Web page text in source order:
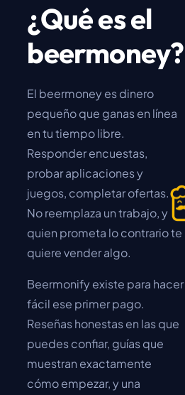
¿Qué es el
beermoney?
El beermoney es dinero
pequeño que ganas en línea
en tu tiempo libre.
Responder encuestas,
probar aplicaciones y
juegos, completar ofertas.
No reemplaza un trabajo, y
quien prometa lo contrario te
quiere vender algo.
Beermonify existe para hacer
fácil ese primer pago.
Reseñas honestas en las que
puedes confiar, guías que
muestran exactamente
cómo empezar, y una